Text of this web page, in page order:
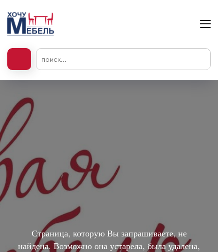
Страница, которую Вы запрашиваете, не
найдена. Возможно она устарела, была удалена,